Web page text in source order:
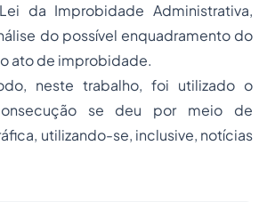
da Improbidade Administrativa,
do possível enquadramento do
ato de improbidade.
neste trabalho, foi utilizado o
se deu por meio de
utilizando-se, inclusive, notícias